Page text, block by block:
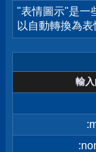
"表情圖示"是一
以自動轉換為表
輸